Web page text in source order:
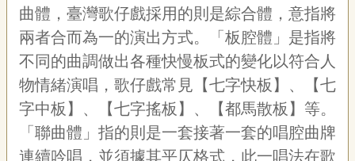
網
站
導
覽
a
b
曲體，臺灣歌仔戲採用的則是綜合體，意指將
兩者合而為一的演出方式。「板腔體」是指將
不同的曲調做出各種快慢板式的變化以符合人
物情緒演唱，歌仔戲常見【七字快板】、【七
字中板】、【七字搖板】、【都馬散板】等。
「聯曲體」指的則是一套接著一套的唱腔曲牌
連續吟唱，並須據其平仄格式，此一唱法在歌